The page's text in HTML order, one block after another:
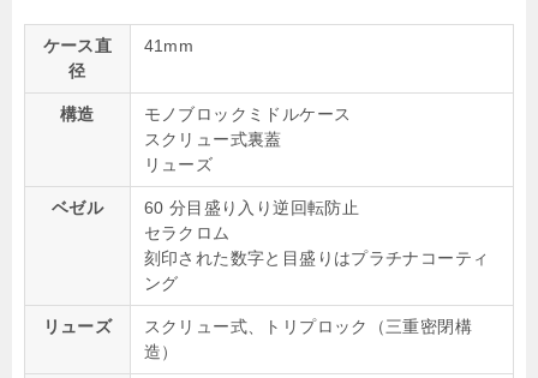
ケース直
径
41mm
構造
モノブロックミドルケース
スクリュー式裏蓋
リューズ
ベゼル
60 分目盛り入り逆回転防止
セラクロム
刻印された数字と目盛りはプラチナコーティ
ング
リューズ
スクリュー式、トリプロック（三重密閉構
造）